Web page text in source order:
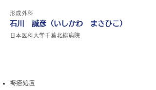
形成外科
石川 誠彦（いしかわ まさひこ）
日本医科大学千葉北総病院
褥瘡処置